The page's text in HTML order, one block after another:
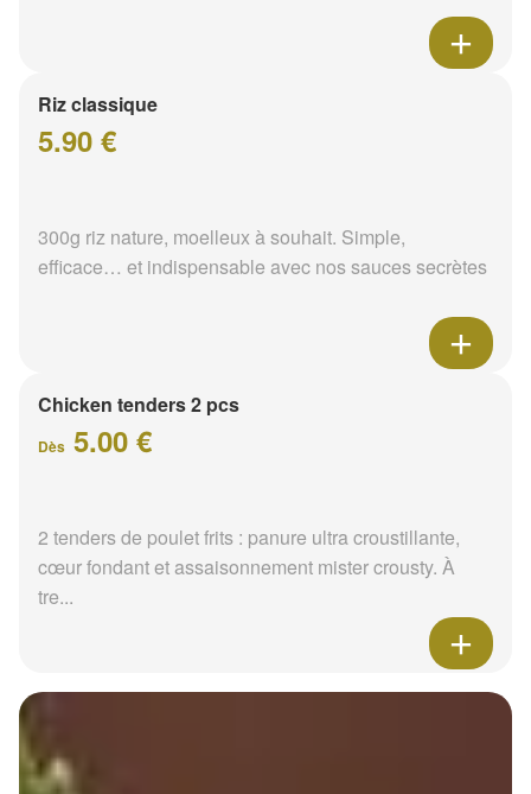
Riz classique
5.90 €
300g riz nature, moelleux à souhait. Simple,
efficace… et indispensable avec nos sauces secrètes
Chicken tenders 2 pcs
Dès 5.00 €
2 tenders de poulet frits : panure ultra croustillante,
cœur fondant et assaisonnement mister crousty. À
tre...